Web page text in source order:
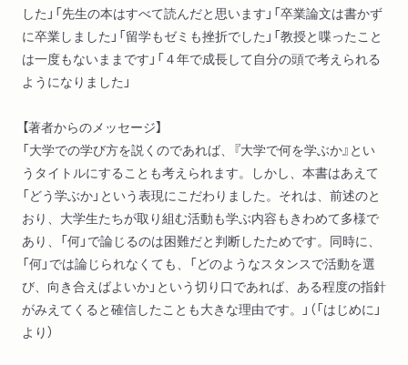
した」「先生の本はすべて読んだと思います」「卒業論文は書かず
に卒業しました」「留学もゼミも挫折でした」「教授と喋ったこと
は一度もないままです」「４年で成長して自分の頭で考えられる
ようになりました」
【著者からのメッセージ】
「大学での学び方を説くのであれば、『大学で何を学ぶか』とい
うタイトルにすることも考えられます。しかし、本書はあえて
「どう学ぶか」という表現にこだわりました。それは、前述のと
おり、大学生たちが取り組む活動も学ぶ内容もきわめて多様で
あり、「何」で論じるのは困難だと判断したためです。同時に、
「何」では論じられなくても、「どのようなスタンスで活動を選
び、向き合えばよいか」という切り口であれば、ある程度の指針
がみえてくると確信したことも大きな理由です。」（「はじめに」
より）